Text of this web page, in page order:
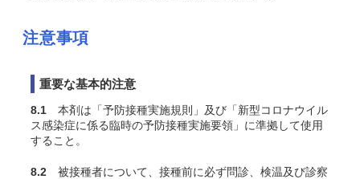
注意事項
重要な基本的注意
8.1 本剤は「予防接種実施規則」及び「新型コロナウイル
ス感染症に係る臨時の予防接種実施要領」に準拠して使用
すること。
8.2 被接種者について、接種前に必ず問診、検温及び診察